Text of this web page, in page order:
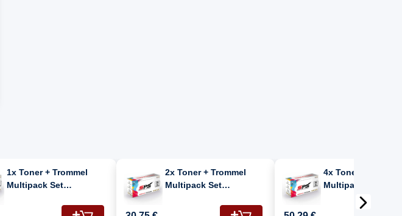
1x Toner + Trommel
Multipack Set
Samsung Xpress M 2670
2x Toner + Trommel
Multipack Set
Samsung Xpress M 2670
4x Toner +
Multipack Set
Kompatibel für
Samsung Xpress